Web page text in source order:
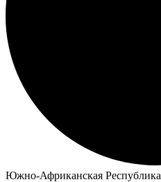
Южно-Африканская Республика